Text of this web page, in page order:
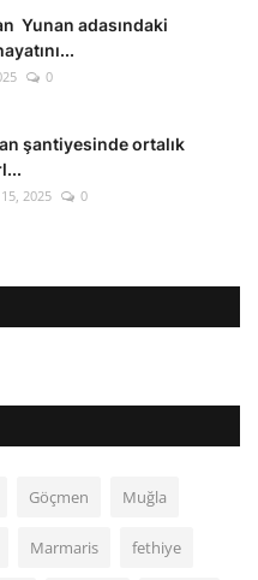
Yunan adasındaki
0
şantiyesinde ortalık
2025 0
Göçmen Muğla
Marmaris fethiye